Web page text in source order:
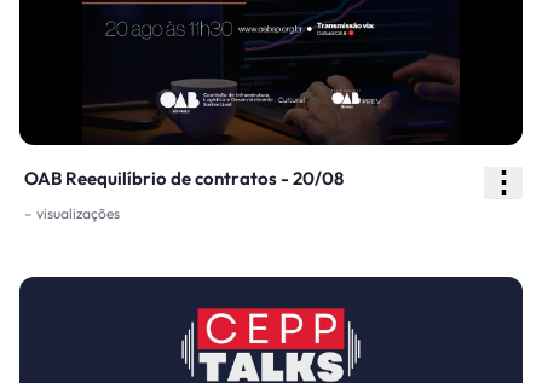
OAB Reequilíbrio de contratos - 20/08 ⋮
– visualizações